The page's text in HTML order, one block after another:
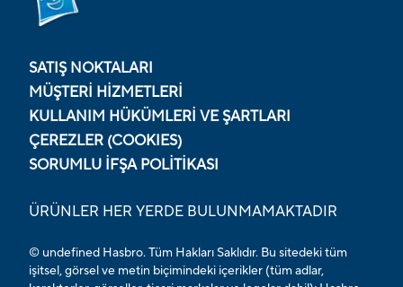
SATIŞ NOKTALARI
MÜŞTERI HIZMETLERI
KULLANIM HÜKÜMLERI VE ŞARTLARI
ÇEREZLER (COOKIES)
SORUMLU İFŞA POLITIKASI
ÜRÜNLER HER YERDE BULUNMAMAKTADIR
© undefined Hasbro. Tüm Hakları Saklıdır. Bu sitedeki tüm
işitsel, görsel ve metin biçimindeki içerikler (tüm adlar,